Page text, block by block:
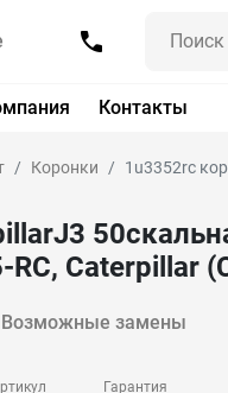
Контакты
Коронки 1u3352rc
RC, Caterpillar
Возможные замены
Гарантия